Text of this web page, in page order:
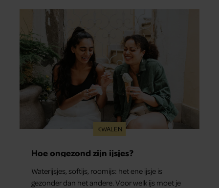
KWALEN
Hoe ongezond zijn ijsjes?
Waterijsjes, softijs, roomijs: het ene ijsje is
gezonder dan het andere. Voor welk ijs moet je